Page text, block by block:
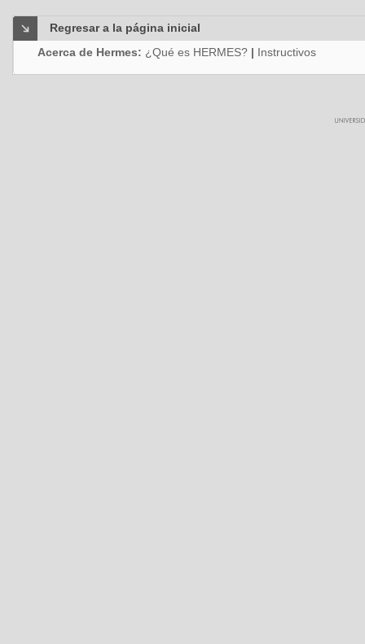
Regresar a la página inicial
Acerca de Hermes: ¿Qué es HERMES? | Instructivos